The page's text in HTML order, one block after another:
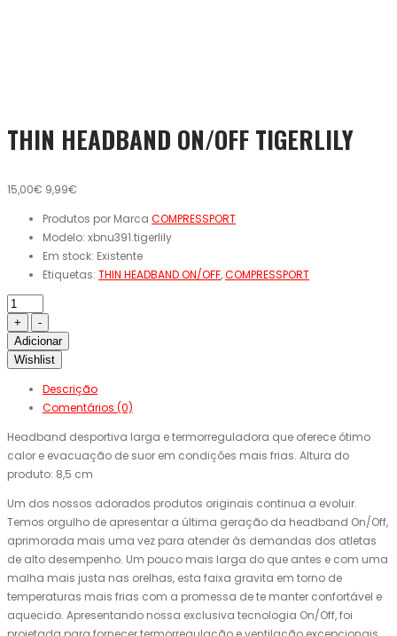
THIN HEADBAND ON/OFF TIGERLILY
15,00€ 9,99€
Produtos por Marca COMPRESSPORT
Modelo: xbnu391.tigerlily
Em stock: Existente
Etiquetas: THIN HEADBAND ON/OFF,COMPRESSPORT
Adicionar
Wishlist
Descrição
Comentários (0)
Headband desportiva larga e termorreguladora que oferece ótimo
calor e evacuação de suor em condições mais frias. Altura do
produto: 8,5 cm
Um dos nossos adorados produtos originais continua a evoluir.
Temos orgulho de apresentar a última geração da headband On/Off,
aprimorada mais uma vez para atender às demandas dos atletas
de alto desempenho. Um pouco mais larga do que antes e com uma
malha mais justa nas orelhas, esta faixa gravita em torno de
temperaturas mais frias com a promessa de te manter confortável e
aquecido. Apresentando nossa exclusiva tecnologia On/Off, foi